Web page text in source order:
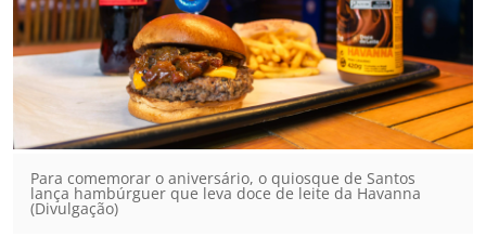
Para comemorar o aniversário, o quiosque de Santos
lança hambúrguer que leva doce de leite da Havanna
(Divulgação)